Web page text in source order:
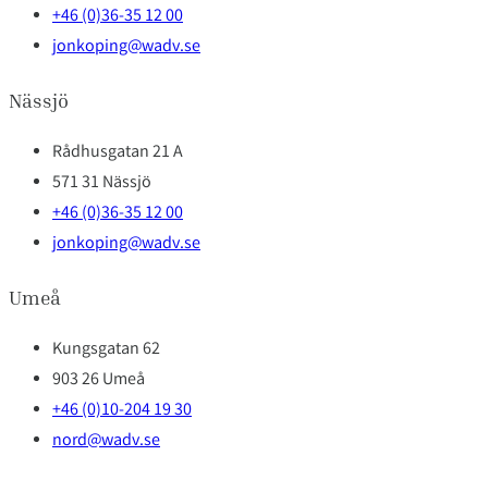
+46 (0)36-35 12 00
jonkoping@wadv.se
Nässjö
Rådhusgatan 21 A
571 31 Nässjö
+46 (0)36-35 12 00
jonkoping@wadv.se
Umeå
Kungsgatan 62
903 26 Umeå
+46 (0)10-204 19 30
nord@wadv.se